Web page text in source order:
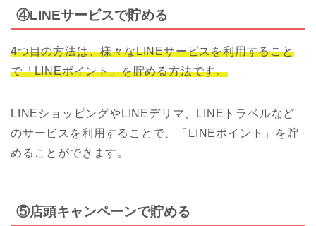
④LINEサービスで貯める
4つ目の方法は、様々なLINEサービスを利用すること
で「LINEポイント」を貯める方法です。
LINEショッピングやLINEデリマ、LINEトラベルなど
のサービスを利用することで、「LINEポイント」を貯
めることができます。
⑤店頭キャンペーンで貯める